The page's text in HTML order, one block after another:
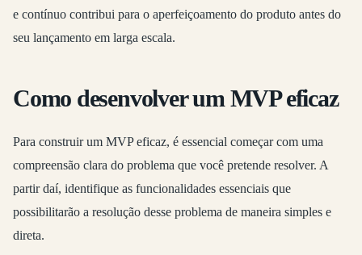
e contínuo contribui para o aperfeiçoamento do produto antes do
seu lançamento em larga escala.
Como desenvolver um MVP eficaz
Para construir um MVP eficaz, é essencial começar com uma
compreensão clara do problema que você pretende resolver. A
partir daí, identifique as funcionalidades essenciais que
possibilitarão a resolução desse problema de maneira simples e
direta.